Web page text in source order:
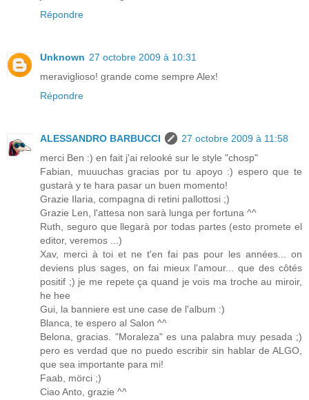
Répondre
Unknown 27 octobre 2009 à 10:31
meraviglioso! grande come sempre Alex!
Répondre
ALESSANDRO BARBUCCI
27 octobre 2009 à 11:58
merci Ben :) en fait j'ai relooké sur le style "chosp"
Fabian, muuuchas gracias por tu apoyo :) espero que te
gustarà y te hara pasar un buen momento!
Grazie Ilaria, compagna di retini pallottosi ;)
Grazie Len, l'attesa non sarà lunga per fortuna ^^
Ruth, seguro que llegarà por todas partes (esto promete el
editor, veremos ...)
Xav, merci à toi et ne t'en fai pas pour les années... on
deviens plus sages, on fai mieux l'amour... que des côtés
positif ;) je me repete ça quand je vois ma troche au miroir,
he hee
Gui, la banniere est une case de l'album :)
Blanca, te espero al Salon ^^
Belona, gracias. "Moraleza" es una palabra muy pesada ;)
pero es verdad que no puedo escribir sin hablar de ALGO,
que sea importante para mi!
Faab, mörci ;)
Ciao Anto, grazie ^^